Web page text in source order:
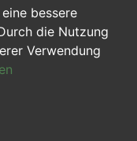
bessere
die Nutzung
Verwendung